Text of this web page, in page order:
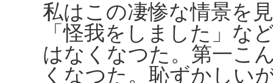
私はこの凄惨な情景を
「怪我をしました」な
はなくなつた。第一こ
くなつた。恥ずかしい